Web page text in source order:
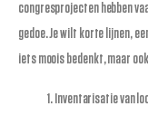
congresprojecten hebben
gedoe. Je wilt korte lijnen,
iets moois bedenkt, maar
Inventarisatie van